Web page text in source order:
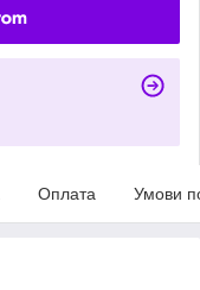
Оплата Умови